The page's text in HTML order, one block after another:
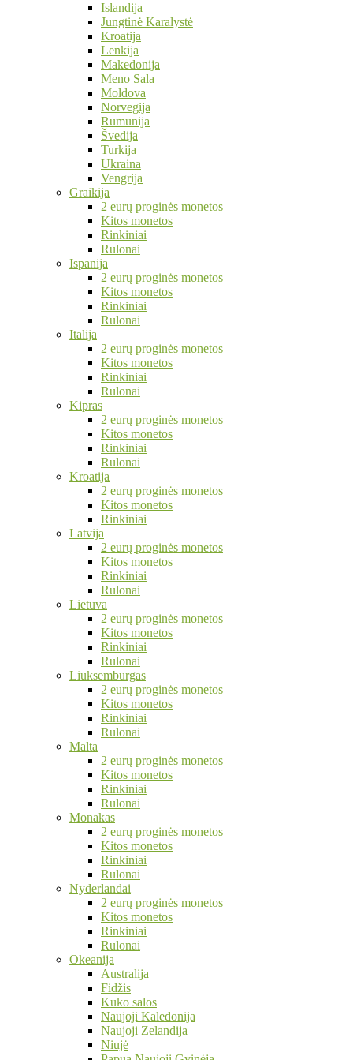
Islandija
Jungtinė Karalystė
Kroatija
Lenkija
Makedonija
Meno Sala
Moldova
Norvegija
Rumunija
Švedija
Turkija
Ukraina
Vengrija
Graikija
2 eurų proginės monetos
Kitos monetos
Rinkiniai
Rulonai
Ispanija
2 eurų proginės monetos
Kitos monetos
Rinkiniai
Rulonai
Italija
2 eurų proginės monetos
Kitos monetos
Rinkiniai
Rulonai
Kipras
2 eurų proginės monetos
Kitos monetos
Rinkiniai
Rulonai
Kroatija
2 eurų proginės monetos
Kitos monetos
Rinkiniai
Latvija
2 eurų proginės monetos
Kitos monetos
Rinkiniai
Rulonai
Lietuva
2 eurų proginės monetos
Kitos monetos
Rinkiniai
Rulonai
Liuksemburgas
2 eurų proginės monetos
Kitos monetos
Rinkiniai
Rulonai
Malta
2 eurų proginės monetos
Kitos monetos
Rinkiniai
Rulonai
Monakas
2 eurų proginės monetos
Kitos monetos
Rinkiniai
Rulonai
Nyderlandai
2 eurų proginės monetos
Kitos monetos
Rinkiniai
Rulonai
Okeanija
Australija
Fidžis
Kuko salos
Naujoji Kaledonija
Naujoji Zelandija
Niujė